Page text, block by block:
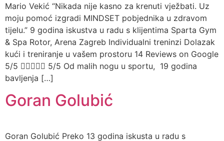
Mario Vekić “Nikada nije kasno za krenuti vježbati. Uz
moju pomoć izgradi MINDSET pobjednika u zdravom
tijelu.” 9 godina iskustva u radu s klijentima Sparta Gym
& Spa Rotor, Arena Zagreb Individualni treninzi Dolazak
kući i treniranje u vašem prostoru 14 Reviews on Google
5/5  5/5 Od malih nogu u sportu, 19 godina
bavljenja […]
Goran Golubić
Goran Golubić Preko 13 godina iskusta u radu s